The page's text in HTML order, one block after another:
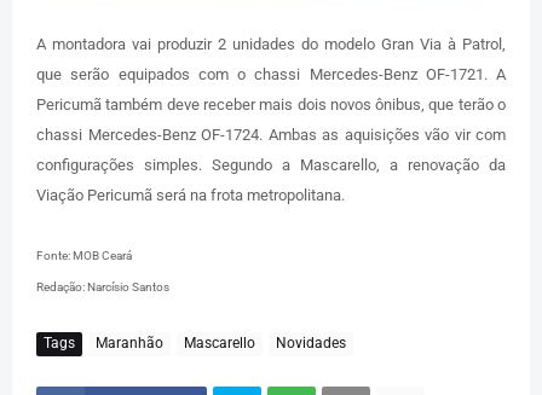
A montadora vai produzir 2 unidades do modelo Gran Via à Patrol,
que serão equipados com o chassi Mercedes-Benz OF-1721. A
Pericumã também deve receber mais dois novos ônibus, que terão o
chassi Mercedes-Benz OF-1724. Ambas as aquisições vão vir com
configurações simples. Segundo a Mascarello, a renovação da
Viação Pericumã será na frota metropolitana.
Fonte: MOB Ceará
Redação: Narcísio Santos
Tags Maranhão Mascarello Novidades